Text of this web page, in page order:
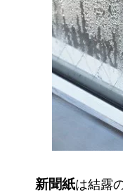
新聞紙は結露